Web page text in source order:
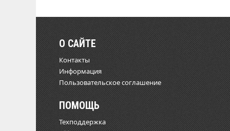
О САЙТЕ
Контакты
Информация
Пользовательское соглашение
ПОМОЩЬ
Техподдержка